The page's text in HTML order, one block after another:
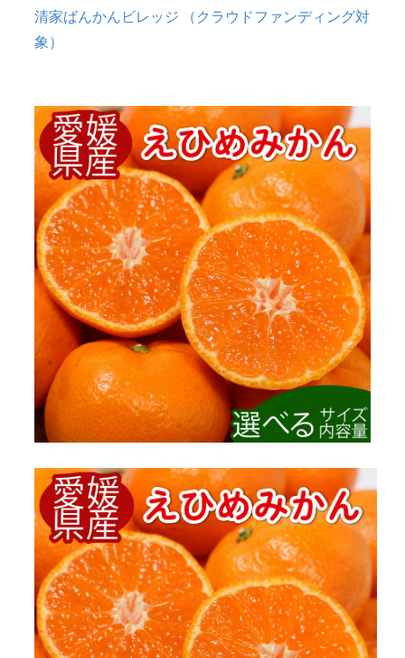
清家ばんかんビレッジ （クラウドファンディング対
象）